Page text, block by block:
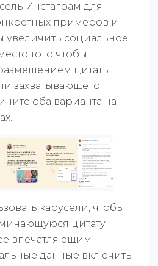
Инстаграм для
примеров и
увеличить социальное
того чтобы
цитаты
захватывающего
оба варианта на
карусели, чтобы
цитату
впечатляющим
данные включить